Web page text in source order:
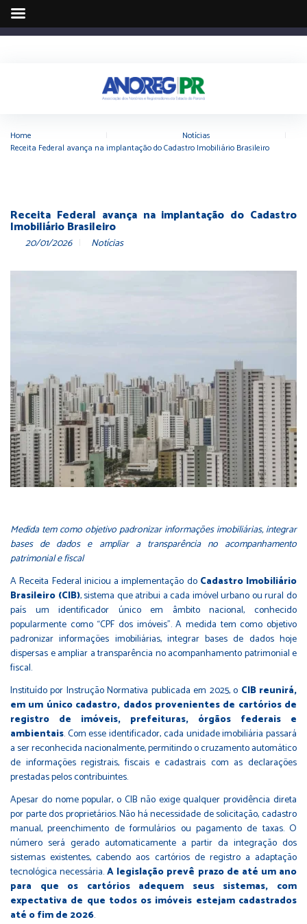
Home Notícias
Receita Federal avança na implantação do Cadastro Imobiliário Brasileiro
Receita Federal avança na implantação do Cadastro
Imobiliário Brasileiro
20/01/2026 Notícias
Medida tem como objetivo padronizar informações imobiliárias, integrar
bases de dados e ampliar a transparência no acompanhamento
patrimonial e fiscal
A Receita Federal iniciou a implementação do Cadastro Imobiliário
Brasileiro (CIB), sistema que atribui a cada imóvel urbano ou rural do
país um identificador único em âmbito nacional, conhecido
popularmente como “CPF dos imóveis”. A medida tem como objetivo
padronizar informações imobiliárias, integrar bases de dados hoje
dispersas e ampliar a transparência no acompanhamento patrimonial e
fiscal.
Instituído por Instrução Normativa publicada em 2025, o CIB reunirá,
em um único cadastro, dados provenientes de cartórios de
registro de imóveis, prefeituras, órgãos federais e
ambientais. Com esse identificador, cada unidade imobiliária passará
a ser reconhecida nacionalmente, permitindo o cruzamento automático
de informações registrais, fiscais e cadastrais com as declarações
prestadas pelos contribuintes.
Apesar do nome popular, o CIB não exige qualquer providência direta
por parte dos proprietários. Não há necessidade de solicitação, cadastro
manual, preenchimento de formulários ou pagamento de taxas. O
número será gerado automaticamente a partir da integração dos
sistemas existentes, cabendo aos cartórios de registro a adaptação
tecnológica necessária.A legislação prevê prazo de até um ano
para que os cartórios adequem seus sistemas, com
expectativa de que todos os imóveis estejam cadastrados
até o fim de 2026.